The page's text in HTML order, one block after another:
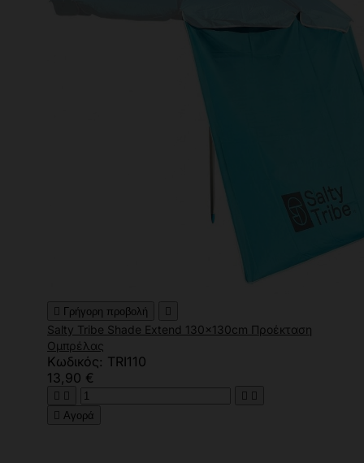
 Γρήγορη προβολή 
Salty Tribe Shade Extend 130x130cm Προέκταση
Ομπρέλας
Κωδικός: TRI110
13,90 €
   
 Αγορά